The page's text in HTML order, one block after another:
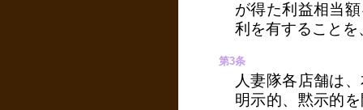
が得た利益相当
利を有すること
第3条
人妻隊各店舗は
明示的、黙示的